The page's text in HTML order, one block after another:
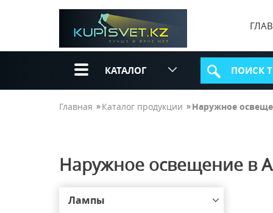
КАТАЛОГ
Главная Каталог продукции Наружное
Наружное освещение в
Лампы